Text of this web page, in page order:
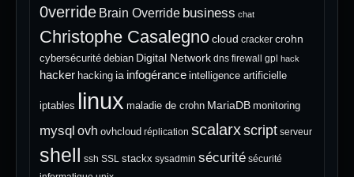
0verride Brain Override business chat
Christophe Casalegnocloud cracker crohn
cybersécurité debian Digital Network dns firewall gpl hack
hacker hacking ia infogérance intelligence artificielle
iptables linux maladie de crohn MariaDB monitoring
mysql ovh ovhcloud réplication scalarxscript serveur
shell ssh SSL stackx sysadmin sécurité sécurité